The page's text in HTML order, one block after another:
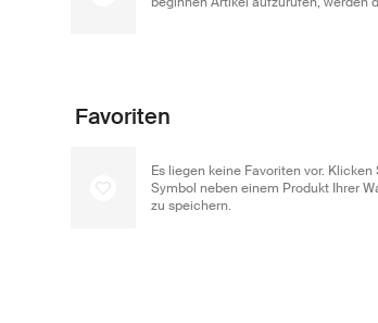
Favoriten
Es liegen keine Favoriten vor.
Symbol neben einem Produkt Ihrer
zu speichern.